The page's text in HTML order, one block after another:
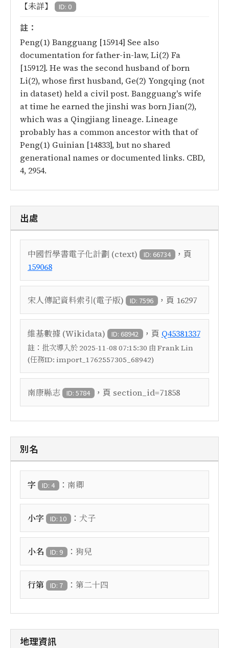
【未詳】 ID: 0
註：
Peng(1) Bangguang [15914] See also
documentation for father-in-law, Li(2) Fa
[15912]. He was the second husband of born
Li(2), whose first husband, Ge(2) Yongqing (not
in dataset) held a civil post. Bangguang's wife
at time he earned the jinshi was born Jian(2),
which was a Qingjiang lineage. Lineage
probably has a common ancestor with that of
Peng(1) Guinian [14833], but no shared
generational names or documented links. CBD,
4, 2954.
出處
中國哲學書電子化計劃 (ctext) ID: 66734 ，頁
159068
宋人傳記資料索引(電子版) ID: 7596 ，頁 16297
維基數據 (Wikidata) ID: 68942 ，頁 Q45381337
註： 批次導入於 2025-11-08 07:15:30 由 Frank Lin
(任務ID: import_1762557305_68942)
南康縣志 ID: 5784 ，頁 section_id=71858
別名
字 ID: 4 ： 南卿
小字 ID: 10 ： 犬子
小名 ID: 9 ： 狗兒
行第 ID: 7 ： 第二十四
地理資訊